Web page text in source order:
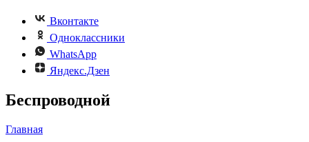
Вконтакте
Одноклассники
WhatsApp
Яндекс.Дзен
Беспроводной
Главная